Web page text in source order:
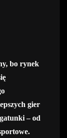
bo rynek
gier
– od